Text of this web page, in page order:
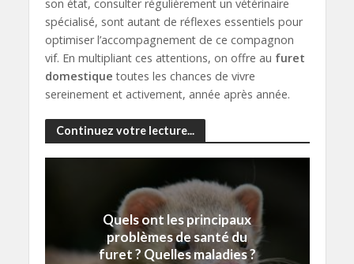
son état, consulter régulièrement un vétérinaire
spécialisé, sont autant de réflexes essentiels pour
optimiser l’accompagnement de ce compagnon
vif. En multipliant ces attentions, on offre au furet
domestique toutes les chances de vivre
sereinement et activement, année après année.
Continuez votre lecture...
Quels ont les principaux
problèmes de santé du
furet ? Quelles maladies ?